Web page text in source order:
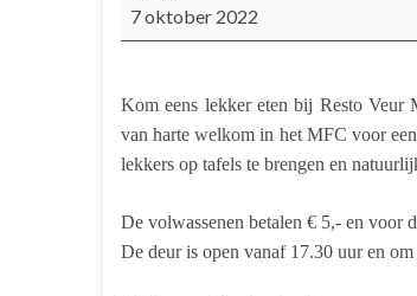
7 oktober 2022
Kom eens lekker eten bij Resto Veur
van harte welkom in het MFC voor
lekkers op tafels te brengen en
De volwassenen betalen € 5,- en voor
De deur is open vanaf 17.30 uur en